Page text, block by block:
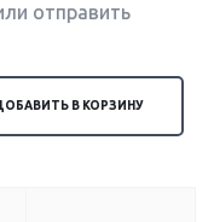
отправить
В КОРЗИНУ